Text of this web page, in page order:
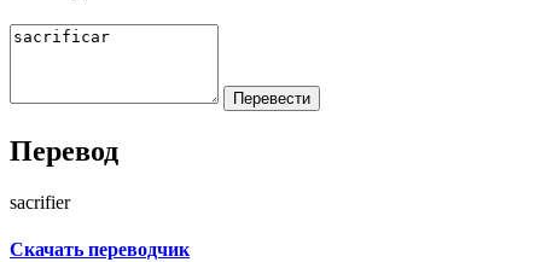
Перевод
sacrifier
Скачать переводчик